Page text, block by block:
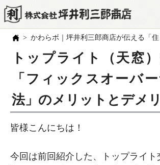
会社概要
選ばれる理由
施工事例
お客様の声
スタッフ
ブログ
かわらボ｜坪井利三郎商店が伝える「
トップライト（天窓
「フィックスオーバ
法」のメリットとデメ
皆様こんにちは！
今回は前回紹介した、トップライト